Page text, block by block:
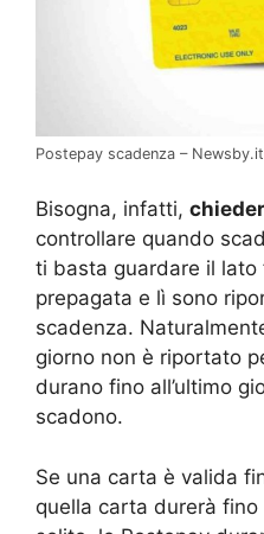
Postepay scadenza – Newsby.it
Bisogna, infatti,
controllare quando
ti basta guardare il lato
prepagata e lì sono
scadenza.
giorno non è riportato
durano fino all’ultimo
scadono.
Se una carta è valida
quella carta durerà